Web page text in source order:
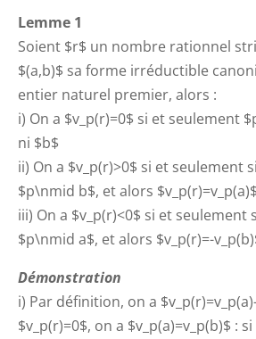
Lemme 1
Soient $r$ un nombre rationnel
$(a,b)$ sa forme irréductible
entier naturel premier, alors :
i) On a $v_p(r)=0$ si et seulement
ni $b$
ii) On a $v_p(r)>0$ si et seulement
$p\nmid b$, et alors $v_p(r)=v_p(a)$
iii) On a $v_p(r)<0$ si et seulement
$p\nmid a$, et alors $v_p(r)=-
Démonstration
i) Par définition, on a
$v_p(r)=0$, on a $v_p(a)=v_p(b)$ :